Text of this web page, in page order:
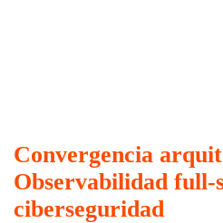
Convergencia
Observabilidad full-
ciberseguridad